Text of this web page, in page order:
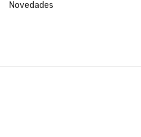
Novedades